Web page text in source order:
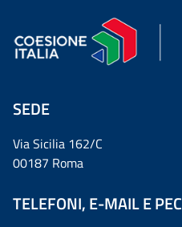
SEDE
Via Sicilia 162/C
00187 Roma
TELEFONI, E-MAIL E PEC